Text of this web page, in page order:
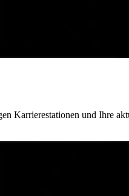
Karrierestationen und Ihre